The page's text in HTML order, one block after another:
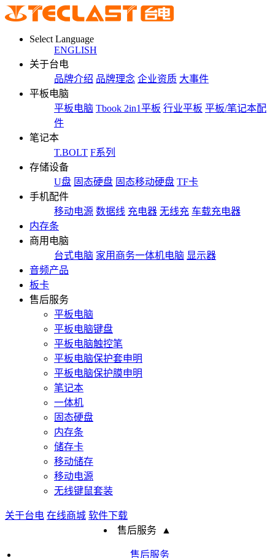
Select Language
ENGLISH
关于台电
品牌介绍 品牌理念 企业资质 大事件
平板电脑
平板电脑 Tbook 2in1平板 行业平板 平板/笔记本配
件
笔记本
T.BOLT F系列
存储设备
U盘 固态硬盘 固态移动硬盘 TF卡
手机配件
移动电源 数据线 充电器 无线充 车载充电器
内存条
商用电脑
台式电脑 家用商务一体机电脑 显示器
音频产品
板卡
售后服务
平板电脑
平板电脑键盘
平板电脑触控笔
平板电脑保护套申明
平板电脑保护膜申明
笔记本
一体机
固态硬盘
内存条
储存卡
移动储存
移动电源
无线键鼠套装
关于台电 在线商城 软件下载
售后服务
▲
售后服务